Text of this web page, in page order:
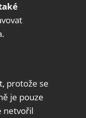
protože se
je pouze
netvořil